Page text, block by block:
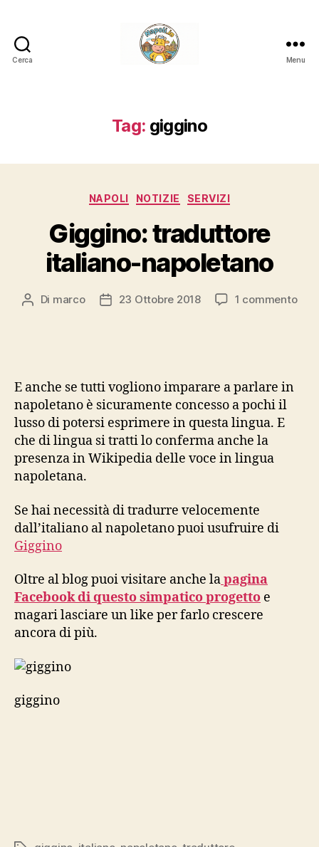
Cerca Menu
Tag: giggino
Categorie
NAPOLI NOTIZIE SERVIZI
Giggino: traduttore
italiano-napoletano
Autore
Di marco
Data23 Ottobre 2018 1 commentosu
E anche se tutti vogliono imparare a parlare in
napoletano è sicuramente concesso a pochi il
lusso di potersi esprimere in questa lingua. E
che di lingua si tratti lo conferma anche la
presenza in Wikipedia delle voce in lingua
napoletana.
Se hai necessità di tradurre velocemente
dall’italiano al napoletano puoi usufruire di
Giggino
Oltre al blog puoi visitare anche lapagina
Facebook di questo simpatico progetto e
magari lasciare un like per farlo crescere
ancora di più.
giggino